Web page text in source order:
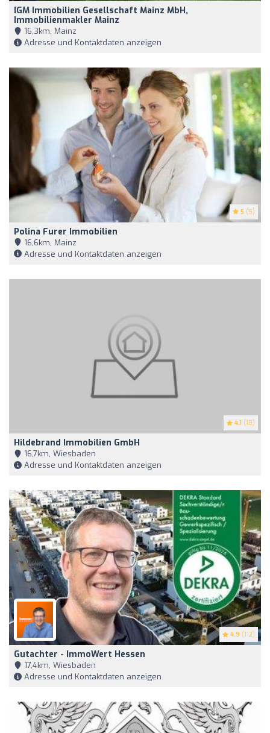
IGM Immobilien Gesellschaft Mainz MbH,
Immobilienmakler Mainz
16,3km, Mainz
Adresse und Kontaktdaten anzeigen
5 (5)
Polina Furer Immobilien
16,6km, Mainz
Adresse und Kontaktdaten anzeigen
4.1 (18)
Hildebrand Immobilien GmbH
16,7km, Wiesbaden
Adresse und Kontaktdaten anzeigen
4.9 (112)
Gutachter - ImmoWert Hessen
17,4km, Wiesbaden
Adresse und Kontaktdaten anzeigen